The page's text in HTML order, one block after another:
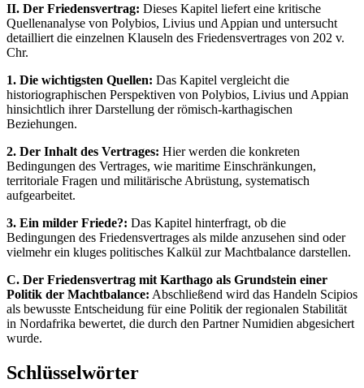
II. Der Friedensvertrag: Dieses Kapitel liefert eine kritische
Quellenanalyse von Polybios, Livius und Appian und untersucht
detailliert die einzelnen Klauseln des Friedensvertrages von 202 v.
Chr.
1. Die wichtigsten Quellen: Das Kapitel vergleicht die
historiographischen Perspektiven von Polybios, Livius und Appian
hinsichtlich ihrer Darstellung der römisch-karthagischen
Beziehungen.
2. Der Inhalt des Vertrages: Hier werden die konkreten
Bedingungen des Vertrages, wie maritime Einschränkungen,
territoriale Fragen und militärische Abrüstung, systematisch
aufgearbeitet.
3. Ein milder Friede?: Das Kapitel hinterfragt, ob die
Bedingungen des Friedensvertrages als milde anzusehen sind oder
vielmehr ein kluges politisches Kalkül zur Machtbalance darstellen.
C. Der Friedensvertrag mit Karthago als Grundstein einer
Politik der Machtbalance: Abschließend wird das Handeln Scipios
als bewusste Entscheidung für eine Politik der regionalen Stabilität
in Nordafrika bewertet, die durch den Partner Numidien abgesichert
wurde.
Schlüsselwörter